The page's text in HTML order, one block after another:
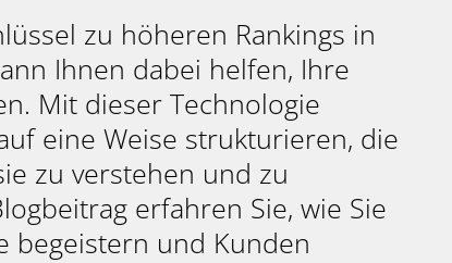
zu höheren Rankings in
Ihnen dabei helfen, Ihre
Mit dieser Technologie
eine Weise strukturieren, die
zu verstehen und zu
erfahren Sie, wie Sie
begeistern und Kunden